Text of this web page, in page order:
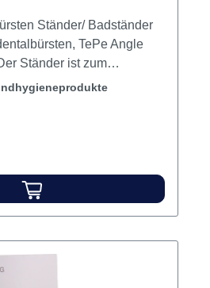
Ständer/ Badständer
TePe Angle
Ständer ist zum
im Badezimmer